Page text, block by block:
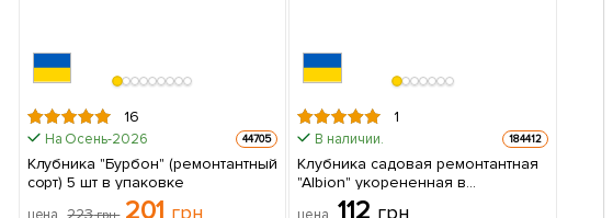
16
На Осень-2026 44705
Клубника "Бурбон" (ремонтантный
сорт) 5 шт в упаковке
цена 223грн 201 грн
1
В наличии. 184412
Клубника садовая ремонтантная
"Albion" укорененная в
контейнере 1 саженец в
цена 112 грн